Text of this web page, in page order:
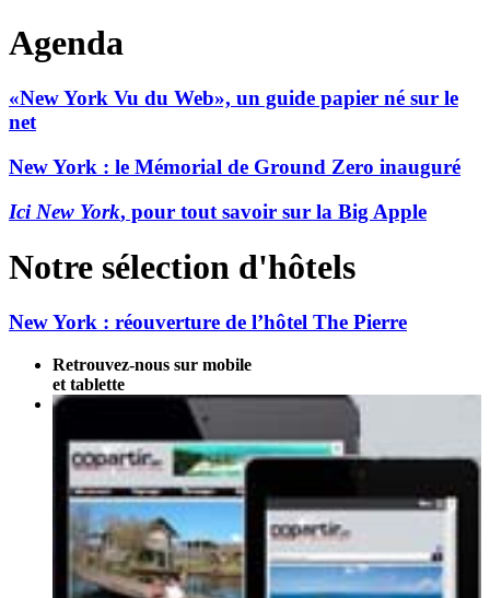
Agenda
«New York Vu du Web», un guide papier né sur le
net
New York : le Mémorial de Ground Zero inauguré
Ici New York, pour tout savoir sur la Big Apple
Notre sélection d'hôtels
New York : réouverture de l’hôtel The Pierre
Retrouvez-nous sur mobile
et tablette